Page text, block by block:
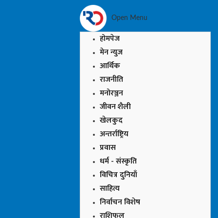
Open Menu
होमपेज
मेन न्युज
आर्थिक
राजनीति
मनोरञ्जन
जीवन शैली
खेलकुद
अन्तर्राष्ट्रिय
प्रवास
धर्म - संस्कृति
विचित्र दुनियाँ
साहित्य
निर्वाचन विशेष